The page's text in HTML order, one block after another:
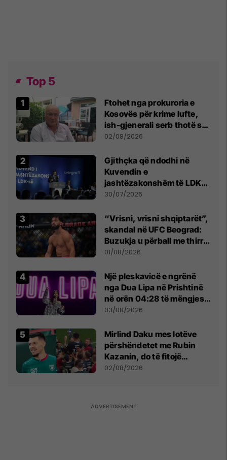
Top 5
Ftohet nga prokuroria e
Kosovës për krime lufte,
ish-gjenerali serb thotë se
dikush e tradhtoi në
02/08/2026
Gjithçka që ndodhi në
Kuvendin e
jashtëzakonshëm të LDK-
së
30/07/2026
“Vrisni, vrisni shqiptarët”,
skandal në UFC Beograd:
Buzukja u përball me thirrje
anti-shqiptare nga
01/08/2026
Një pleskavicë e ngrënë
nga Dua Lipa në Prishtinë
në orën 04:28 të mëngjesit
- dhe bota digjitale serbe
03/08/2026
Mirlind Daku mes lotëve
përshëndetet me Rubin
Kazanin, do të fitojë
miliona te Spartak Moska
02/08/2026